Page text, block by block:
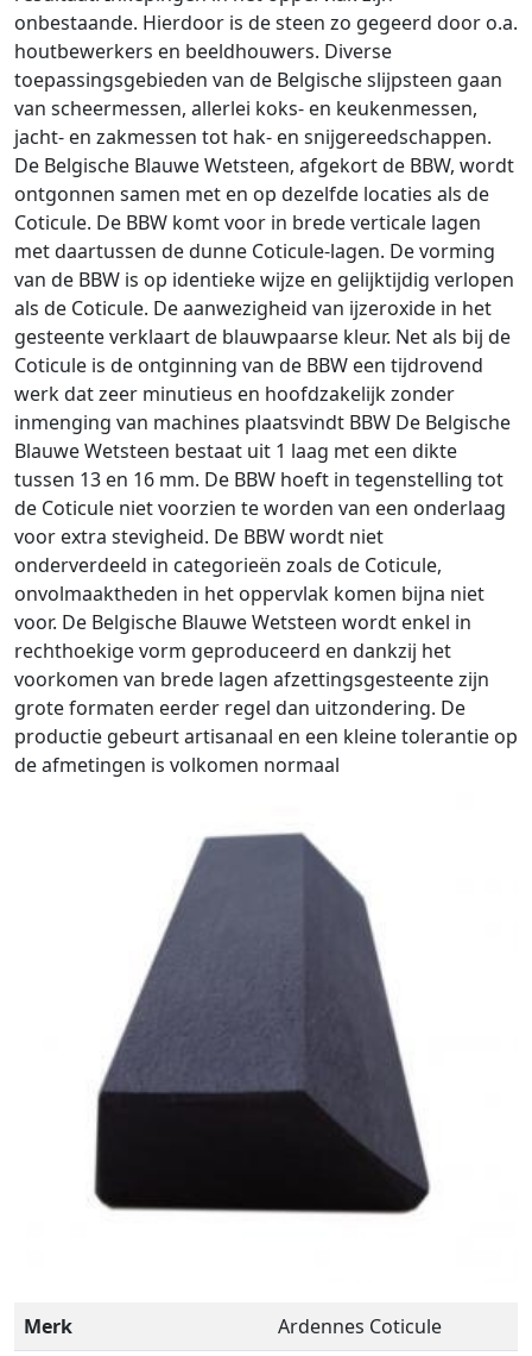
onbestaande. Hierdoor is de steen zo gegeerd door o.a.
houtbewerkers en beeldhouwers. Diverse
toepassingsgebieden van de Belgische slijpsteen gaan
van scheermessen, allerlei koks- en keukenmessen,
jacht- en zakmessen tot hak- en snijgereedschappen.
De Belgische Blauwe Wetsteen, afgekort de BBW, wordt
ontgonnen samen met en op dezelfde locaties als de
Coticule. De BBW komt voor in brede verticale lagen
met daartussen de dunne Coticule-lagen. De vorming
van de BBW is op identieke wijze en gelijktijdig verlopen
als de Coticule. De aanwezigheid van ijzeroxide in het
gesteente verklaart de blauwpaarse kleur. Net als bij de
Coticule is de ontginning van de BBW een tijdrovend
werk dat zeer minutieus en hoofdzakelijk zonder
inmenging van machines plaatsvindt BBW De Belgische
Blauwe Wetsteen bestaat uit 1 laag met een dikte
tussen 13 en 16 mm. De BBW hoeft in tegenstelling tot
de Coticule niet voorzien te worden van een onderlaag
voor extra stevigheid. De BBW wordt niet
onderverdeeld in categorieën zoals de Coticule,
onvolmaaktheden in het oppervlak komen bijna niet
voor. De Belgische Blauwe Wetsteen wordt enkel in
rechthoekige vorm geproduceerd en dankzij het
voorkomen van brede lagen afzettingsgesteente zijn
grote formaten eerder regel dan uitzondering. De
productie gebeurt artisanaal en een kleine tolerantie op
de afmetingen is volkomen normaal
Merk Ardennes Coticule